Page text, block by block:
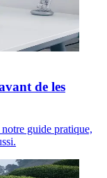
de les
guide pratique,